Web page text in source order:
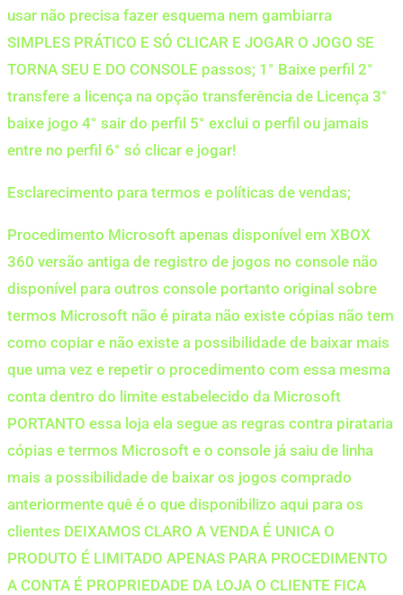
usar não precisa fazer esquema nem gambiarra
SIMPLES PRÁTICO E SÓ CLICAR E JOGAR O JOGO SE
TORNA SEU E DO CONSOLE passos; 1° Baixe perfil 2°
transfere a licença na opção transferência de Licença 3°
baixe jogo 4° sair do perfil 5° exclui o perfil ou jamais
entre no perfil 6° só clicar e jogar!
Esclarecimento para termos e políticas de vendas;
Procedimento Microsoft apenas disponível em XBOX
360 versão antiga de registro de jogos no console não
disponível para outros console portanto original sobre
termos Microsoft não é pirata não existe cópias não tem
como copiar e não existe a possibilidade de baixar mais
que uma vez e repetir o procedimento com essa mesma
conta dentro do limite estabelecido da Microsoft
PORTANTO essa loja ela segue as regras contra pirataria
cópias e termos Microsoft e o console já saiu de linha
mais a possibilidade de baixar os jogos comprado
anteriormente quê é o que disponibilizo aqui para os
clientes DEIXAMOS CLARO A VENDA É UNICA O
PRODUTO É LIMITADO APENAS PARA PROCEDIMENTO
A CONTA É PROPRIEDADE DA LOJA O CLIENTE FICA